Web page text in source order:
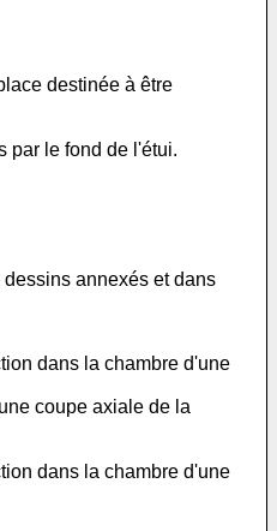
destinée à être
par le fond de l'étui.
annexés et dans
dans la chambre d'une
coupe axiale de la
dans la chambre d'une